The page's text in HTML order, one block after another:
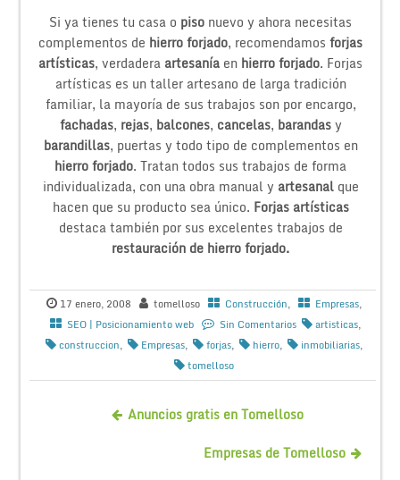
Si ya tienes tu casa o piso nuevo y ahora necesitas
complementos de hierro forjado, recomendamosforjas
artísticas, verdadera artesanía en hierro forjado. Forjas
artísticas es un taller artesano de larga tradición
familiar, la mayoría de sus trabajos son por encargo,
fachadas, rejas, balcones, cancelas, barandasy
barandillas, puertas y todo tipo de complementos en
hierro forjado. Tratan todos sus trabajos de forma
individualizada, con una obra manual y artesanalque
hacen que su producto sea único. Forjas artísticas
destaca también por sus excelentes trabajos de
restauración de hierro forjado.
17 enero, 2008 tomelloso Construcción, Empresas,
SEO | Posicionamiento web
Sin Comentarios artisticas,
construccion, Empresas, forjas, hierro, inmobiliarias,
tomelloso
Anuncios gratis en Tomelloso
Empresas de Tomelloso